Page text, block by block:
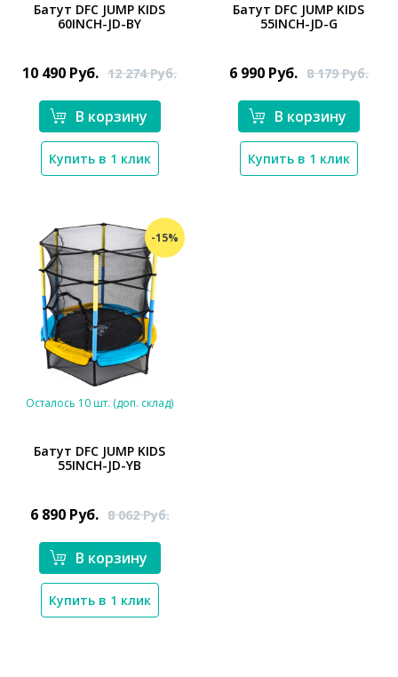
Батут DFC JUMP KIDS
60INCH-JD-BY
10 490 Руб. 12 274Руб.
В корзину
Купить в 1 клик
Батут DFC JUMP KIDS
55INCH-JD-G
6 990 Руб. 8 179Руб.
В корзину
Купить в 1 клик
-15%
Осталось 10 шт. (доп. склад)
Батут DFC JUMP KIDS
55INCH-JD-YB
6 890 Руб. 8 062Руб.
В корзину
Купить в 1 клик